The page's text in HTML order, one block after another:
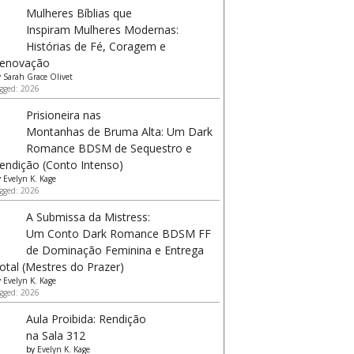
Mulheres Bíblias que
Inspiram Mulheres Modernas:
Histórias de Fé, Coragem e
Sarah Grace Olivet
2026
Prisioneira nas
Montanhas de Bruma Alta: Um Dark
Romance BDSM de Sequestro e
(Conto Intenso)
Evelyn K. Kage
2026
A Submissa da Mistress:
Um Conto Dark Romance BDSM FF
de Dominação Feminina e Entrega
(Mestres do Prazer)
Evelyn K. Kage
2026
Aula Proibida: Rendição
na Sala 312
by Evelyn K. Kage